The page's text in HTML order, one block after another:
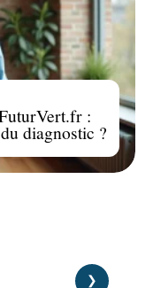
:
diagnostic ?